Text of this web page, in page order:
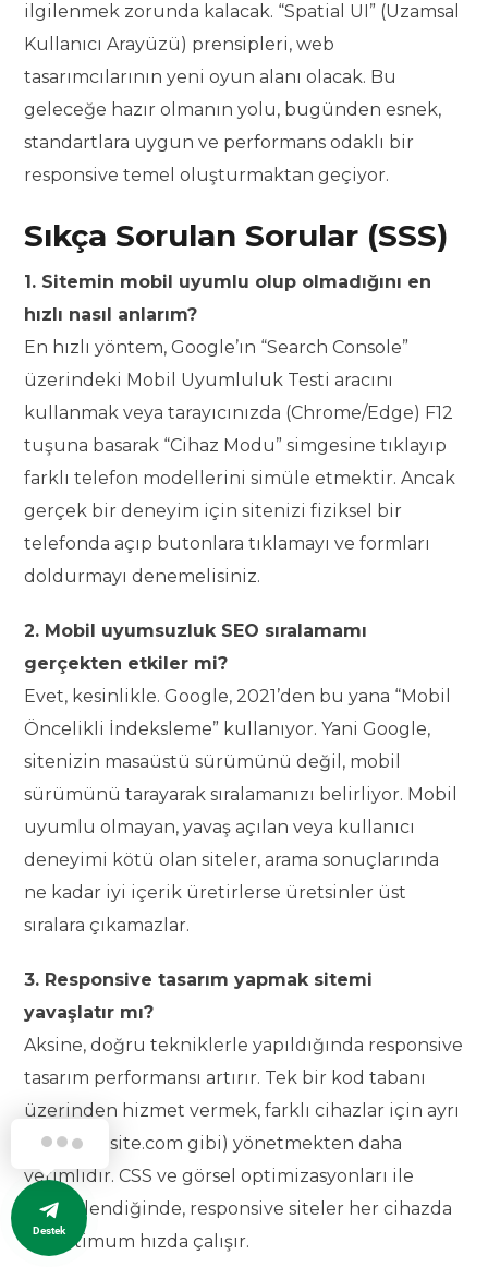
ilgilenmek zorunda kalacak. “Spatial UI” (Uzamsal
Kullanıcı Arayüzü) prensipleri, web
tasarımcılarının yeni oyun alanı olacak. Bu
geleceğe hazır olmanın yolu, bugünden esnek,
standartlara uygun ve performans odaklı bir
responsive temel oluşturmaktan geçiyor.
Sıkça Sorulan Sorular (SSS)
1. Sitemin mobil uyumlu olup olmadığını en
hızlı nasıl anlarım?
En hızlı yöntem, Google’ın “Search Console”
üzerindeki Mobil Uyumluluk Testi aracını
kullanmak veya tarayıcınızda (Chrome/Edge) F12
tuşuna basarak “Cihaz Modu” simgesine tıklayıp
farklı telefon modellerini simüle etmektir. Ancak
gerçek bir deneyim için sitenizi fiziksel bir
telefonda açıp butonlara tıklamayı ve formları
doldurmayı denemelisiniz.
2. Mobil uyumsuzluk SEO sıralamamı
gerçekten etkiler mi?
Evet, kesinlikle. Google, 2021’den bu yana “Mobil
Öncelikli İndeksleme” kullanıyor. Yani Google,
sitenizin masaüstü sürümünü değil, mobil
sürümünü tarayarak sıralamanızı belirliyor. Mobil
uyumlu olmayan, yavaş açılan veya kullanıcı
deneyimi kötü olan siteler, arama sonuçlarında
ne kadar iyi içerik üretirlerse üretsinler üst
sıralara çıkamazlar.
3. Responsive tasarım yapmak sitemi
yavaşlatır mı?
Aksine, doğru tekniklerle yapıldığında responsive
tasarım performansı artırır. Tek bir kod tabanı
üzerinden hizmet vermek, farklı cihazlar için ayrı
siteler (m.site.com gibi) yönetmekten daha
verimlidir. CSS ve görsel optimizasyonları ile
desteklendiğinde, responsive siteler her cihazda
en optimum hızda çalışır.
Destek